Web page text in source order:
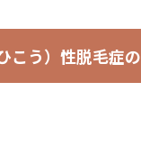
こう）性脱毛症の